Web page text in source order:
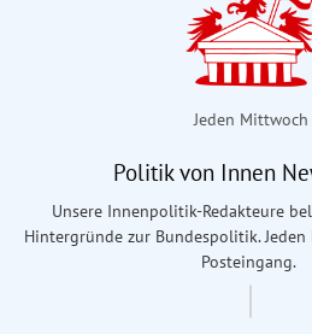
Jeden Mittwoch
Politik von Innen
Unsere Innenpolitik-Redakteure
Hintergründe zur Bundespolitik.
Posteingang.